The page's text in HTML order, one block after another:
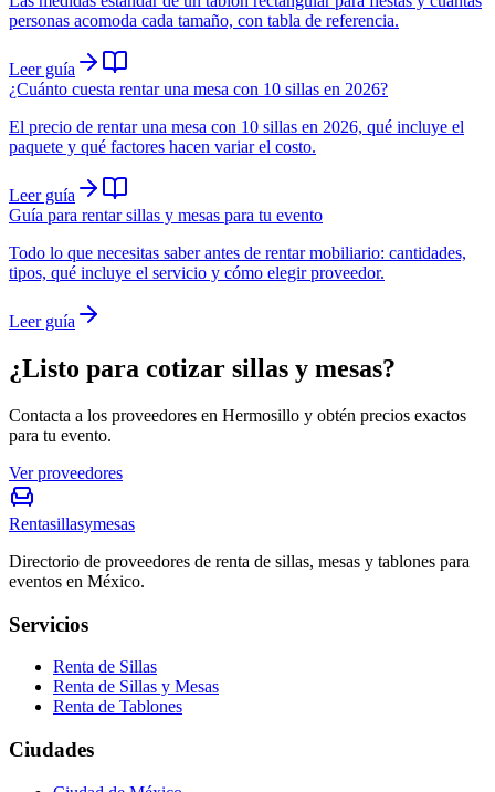
personas acomoda cada tamaño, con tabla de referencia.
Leer guía
¿Cuánto cuesta rentar una mesa con 10 sillas en 2026?
El precio de rentar una mesa con 10 sillas en 2026, qué incluye el
paquete y qué factores hacen variar el costo.
Leer guía
Guía para rentar sillas y mesas para tu evento
Todo lo que necesitas saber antes de rentar mobiliario: cantidades,
tipos, qué incluye el servicio y cómo elegir proveedor.
Leer guía
¿Listo para cotizar sillas y mesas?
Contacta a los proveedores en Hermosillo y obtén precios exactos
para tu evento.
Ver proveedores
Rentasillasymesas
Directorio de proveedores de renta de sillas, mesas y tablones para
eventos en México.
Servicios
Renta de Sillas
Renta de Sillas y Mesas
Renta de Tablones
Ciudades